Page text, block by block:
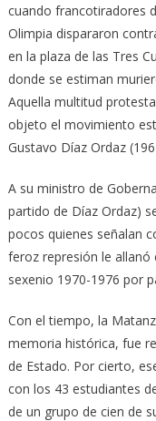
cuando francotiradores
Olimpia dispararon
en la plaza de las Tres
donde se estiman
Aquella multitud
objeto el movimiento
Gustavo Díaz Ordaz
A su ministro de
partido de Díaz Ordaz)
pocos quienes señalan
feroz represión le allanó
sexenio 1970-1976 por
Con el tiempo, la
memoria histórica, fue
de Estado. Por cierto,
con los 43 estudiantes
de un grupo de cien de